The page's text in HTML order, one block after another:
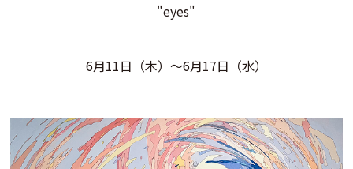
"eyes"
6月11日（木）～6月17日（水）